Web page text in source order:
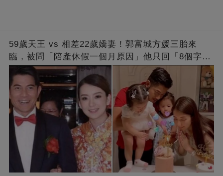
59歲天王 vs 相差22歲嬌妻！郭富城方媛三胎來
臨，被問「陪產休假一個月原因」他只回「8個字」
被贊爆